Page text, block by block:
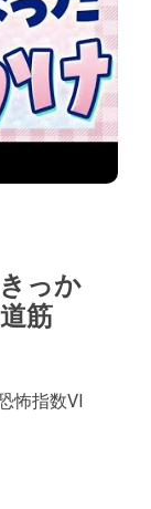
っか
筋
怖指数VI